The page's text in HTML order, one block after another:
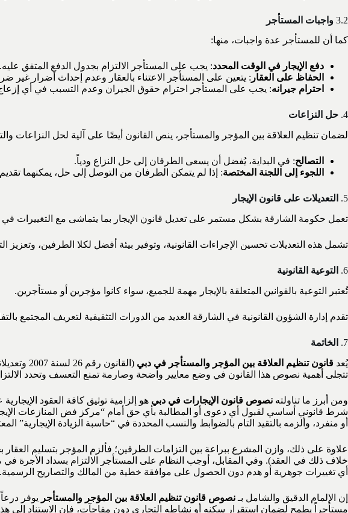
3.2 واجبات المستأجر
كما أن للمستأجر عدة واجبات، منها:
دفع الإيجار في الوقت المحدد: يجب على المستأجر الالتزام بجدول الدفع المتفق عليه.
الحفاظ على العقار : يتعين على المستأجر الاعتناء بالعقار وعدم إحداث أضرار غير
احترام جيرانه: يجب على المستأجر احترام حقوق الجيران وعدم التسبب في أي
4. حل النزاعات
لضمان تنظيم العلاقة بين المؤجر والمستأجر، ينص القانون أيضًا على آلية لحل النزاعات
التصالح: في البداية، يُفضل أن يسعى الطرفان إلى حل النزاع ودياً.
اللجوء إلى اللجنة المختصة: إذا لم يتمكن الطرفان من التوصل إلى حل، يمكنهما
5.
التعديلات على قانون الإيجار
تعمل حكومة الشارقة بشكل مستمر على تعديل قانون الإيجار بما يتماشى مع التغييرات
تشمل هذه التعديلات تحسين الإجراءات القانونية، وتوفير بيئة أفضل لكلا الطرفين، وتعزيز
6.
التوعية القانونية
تُعتبر التوعية بالقوانين المتعلقة بالإيجار مهمة للجميع، سواء كانوا مؤجرين أو مستأجرين.
تقدم إدارة الشؤون القانونية في الشارقة العديد من الدورات التثقيفية لتعريف المجتمع
7.
الخاتمة
يُعد قانون تنظيم العلاقة بين المؤجر والمستأجر في دبي
تتجلى أهمية نصوص هذا القانون في وضع معايير واضحة وصارمة تمنع التعسف وتحدد
ومن أبرز ما تناولته نصوص قانون الإيجارات في دبي
شرط قانوني أساسي لقبول أي دعوى أو المطالبة بأي حق أمام “مركز فض المنازعات
أو منفرد، وألزمه بالتقيد التام بالضوابط والنسب المحددة في “حاسبة الزيادة الإيجارية” المعتمدة
علاوة على ذلك، وازن المشرع ببراعة بين التزامات الطرفين؛ فألزم المؤجر بتسليم
خلاف ذلك في العقد). وفي المقابل، أوجب النظام على المستأجر الالتزام بسداد الأجرة
أي تغييرات جوهرية أو هدم دون الحصول على موافقة خطية من المالك والتصاريح الرسمية.
إن الإلمام الدقيق والشامل بـ نصوص قانون تنظيم العلاقة بين المؤجر والمستأجر يوفر
مستأجراً يطمح لضمان استقرار سكنه أو نشاطه التجاري دون مفاجآت، فإن الاستناد إلى